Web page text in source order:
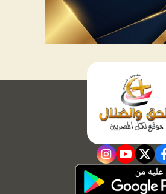
facebook
twitter
youtube
instagram